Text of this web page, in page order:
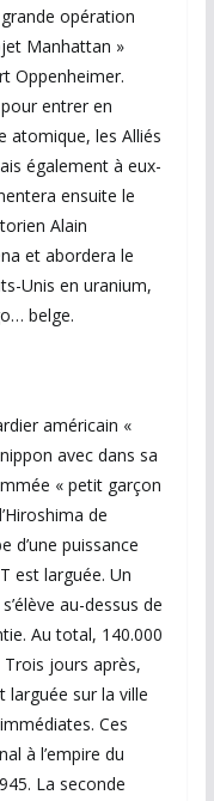
opération
Manhattan »
Oppenheimer.
entrer en
atomique, les Alliés
également à eux-
ensuite le
Alain
et abordera le
Unis en uranium,
belge.
américain «
avec dans sa
« petit garçon
de
d’une puissance
est larguée. Un
au-dessus de
Au total, 140.000
jours après,
sur la ville
Ces
à l’empire du
La seconde